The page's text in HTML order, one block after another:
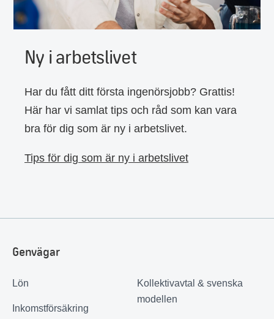
Ny i arbetslivet
Har du fått ditt första ingenörsjobb? Grattis!
Här har vi samlat tips och råd som kan vara
bra för dig som är ny i arbetslivet.
Tips för dig som är ny i arbetslivet
Genvägar
Lön
Inkomstförsäkring
Kollektivavtal & svenska
modellen